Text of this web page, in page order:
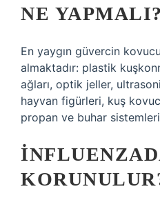
NE YAPMALI?
En yaygın güvercin
almaktadır: plastik
ağları, optik jeller,
hayvan figürleri, kuş
propan ve buhar